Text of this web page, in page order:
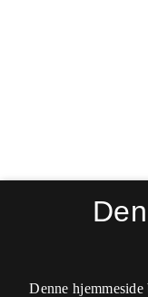
Denne